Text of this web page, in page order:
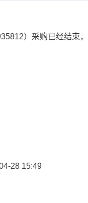
）采购已经结束
28 15:49